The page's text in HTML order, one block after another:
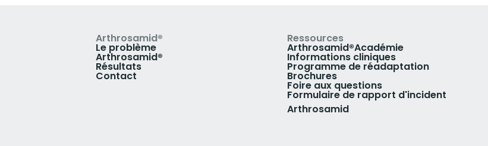
Arthrosamid®
Le problème
Arthrosamid®
Résultats
Contact
Ressources
Arthrosamid®Académie
Informations cliniques
Programme de réadaptation
Brochures
Foire aux questions
Formulaire de rapport d'incident
Arthrosamid